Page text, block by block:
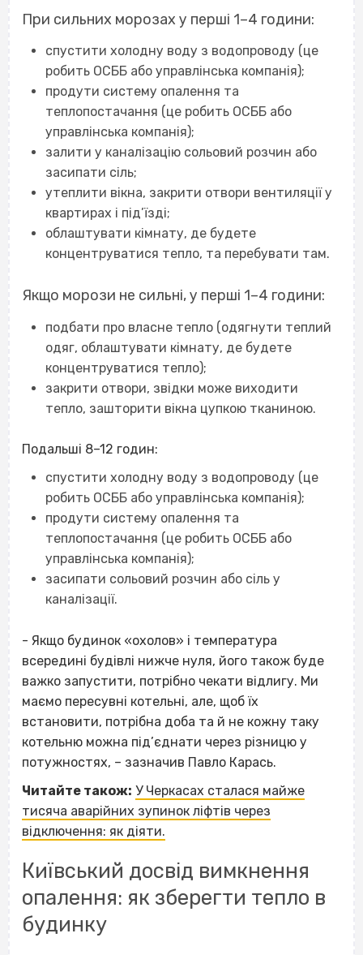
При сильних морозах у перші 1–4 години:
спустити холодну воду з водопроводу (це
робить ОСББ або управлінська компанія);
продути систему опалення та
теплопостачання (це робить ОСББ або
управлінська компанія);
залити у каналізацію сольовий розчин або
засипати сіль;
утеплити вікна, закрити отвори вентиляції у
квартирах і під’їзді;
облаштувати кімнату, де будете
концентруватися тепло, та перебувати там.
Якщо морози не сильні, у перші 1–4 години:
подбати про власне тепло (одягнути теплий
одяг, облаштувати кімнату, де будете
концентруватися тепло);
закрити отвори, звідки може виходити
тепло, зашторити вікна цупкою тканиною.
Подальші 8–12 годин:
спустити холодну воду з водопроводу (це
робить ОСББ або управлінська компанія);
продути систему опалення та
теплопостачання (це робить ОСББ або
управлінська компанія);
засипати сольовий розчин або сіль у
каналізації.
- Якщо будинок «охолов» і температура
всередині будівлі нижче нуля, його також буде
важко запустити, потрібно чекати відлигу. Ми
маємо пересувні котельні, але, щоб їх
встановити, потрібна доба та й не кожну таку
котельню можна під’єднати через різницю у
потужностях, – зазначив Павло Карась.
Читайте також: У Черкасах сталася майже
тисяча аварійних зупинок ліфтів через
відключення: як діяти.
Київський досвід вимкнення
опалення: як зберегти тепло в
будинку